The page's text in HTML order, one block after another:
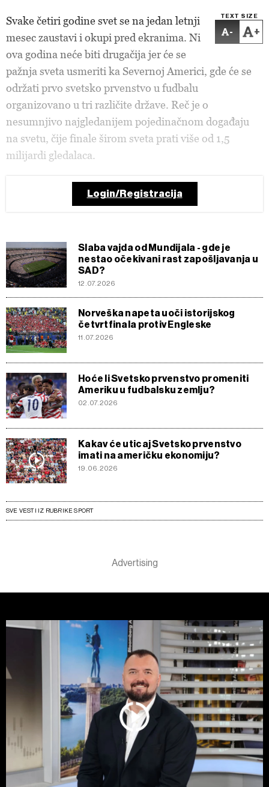
TEXT SIZE
- +
Svake četiri godine svet se na jedan letnji
mesec zaustavi i okupi pred ekranima. Ni
ova godina neće biti drugačija jer će se
pažnja sveta usmeriti ka Severnoj Americi, gde će se
održati prvo svetsko prvenstvo u fudbalu
organizovano u tri različite države. Reč je o
nesumnjivo najgledanijem pojedinačnom događaju
na svetu, čije finale širom sveta prati više od 1,5
milijardi gledalaca.
Login/Registracija
Slaba vajda od Mundijala - gde je
nestao očekivani rast zapošljavanja u
SAD?
12.07.2026
Norveška napeta uoči istorijskog
četvrtfinala protiv Engleske
11.07.2026
Hoće li Svetsko prvenstvo promeniti
Ameriku u fudbalsku zemlju?
02.07.2026
Kakav će uticaj Svetsko prvenstvo
imati na američku ekonomiju?
19.06.2026
SVE VESTI IZ RUBRIKE SPORT